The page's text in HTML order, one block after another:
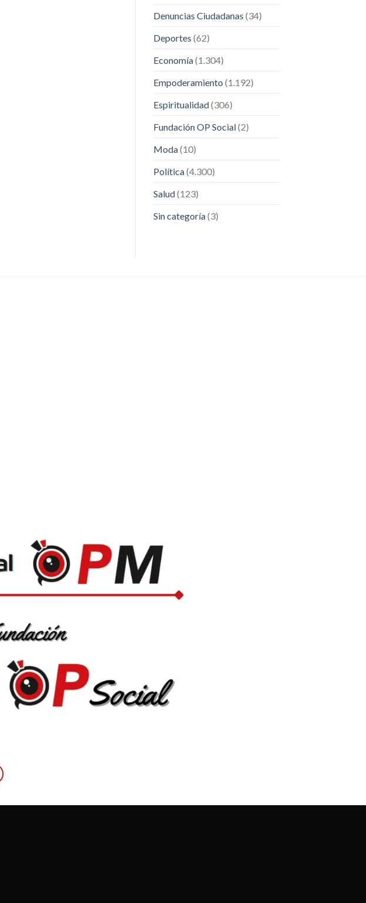
Denuncias Ciudadanas (34)
Deportes (62)
Economía(1.304)
Empoderamiento (1.192)
Espiritualidad(306)
Fundación OP Social(2)
Moda(10)
Política(4.300)
Salud(123)
Sin categoría(3)